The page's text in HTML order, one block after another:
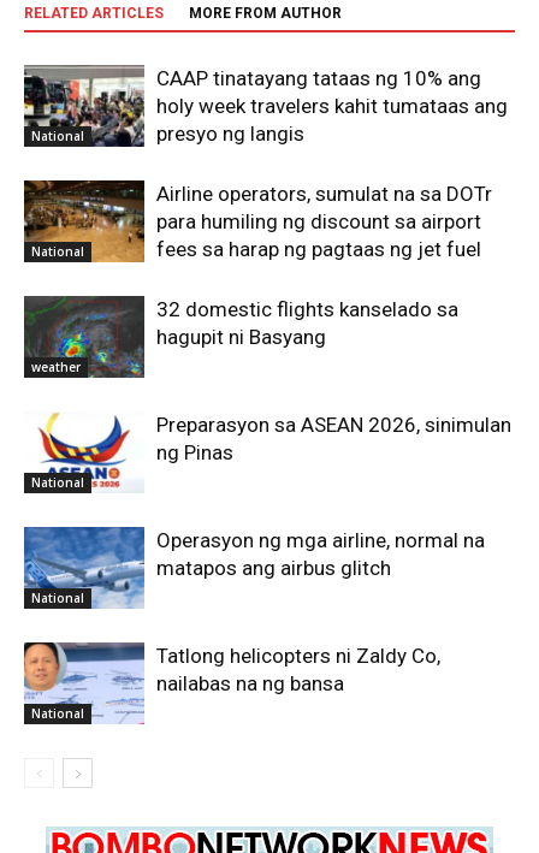
RELATED ARTICLES MORE FROM AUTHOR
National
CAAP tinatayang tataas ng 10% ang
holy week travelers kahit tumataas ang
presyo ng langis
National
Airline operators, sumulat na sa DOTr
para humiling ng discount sa airport
fees sa harap ng pagtaas ng jet fuel
weather
32 domestic flights kanselado sa
hagupit ni Basyang
National
Preparasyon sa ASEAN 2026, sinimulan
ng Pinas
National
Operasyon ng mga airline, normal na
matapos ang airbus glitch
National
Tatlong helicopters ni Zaldy Co,
nailabas na ng bansa